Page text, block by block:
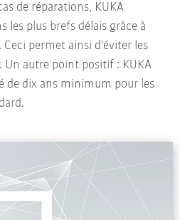
de réparations, KUKA
les plus brefs délais grâce à
permet ainsi d'éviter les
Un autre point positif : KUKA
de dix ans minimum pour les